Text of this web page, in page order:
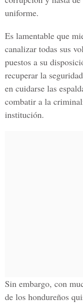
uniforme.
Es lamentable que
canalizar todas sus
puestos a su
recuperar la
en cuidarse las
combatir a la
institución.
Sin embargo, con
de los hondureños